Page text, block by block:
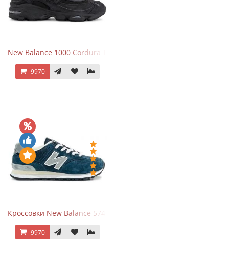
New Balance 1000 Cordura Trainers Black Cement
9970
Кроссовки New Balance 574 Navy Grey
9970